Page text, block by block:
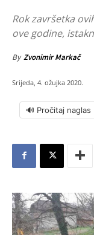
Rok završetka
ove godine,
By Zvonimir Markač
Srijeda, 4. ožujka 2020.
🔊 Pročitaj naglas